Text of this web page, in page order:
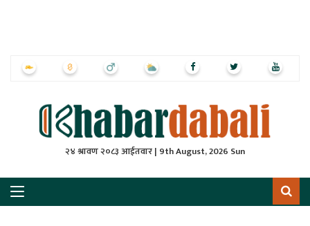
२४ श्रावण २०८३ आईतवार | 9th August, 2026 Sun